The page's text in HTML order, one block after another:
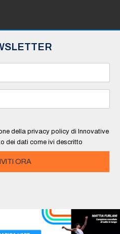
della privacy policy di Innovative
dei dati come ivi descritto
ORA